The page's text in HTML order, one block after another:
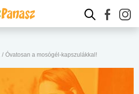
/ Óvatosan a mosógél-kapszulákkal!